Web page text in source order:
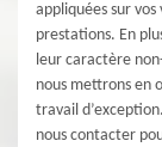
appliquées sur vos
prestations. En
leur caractère
nous mettrons en
travail
nous contacter